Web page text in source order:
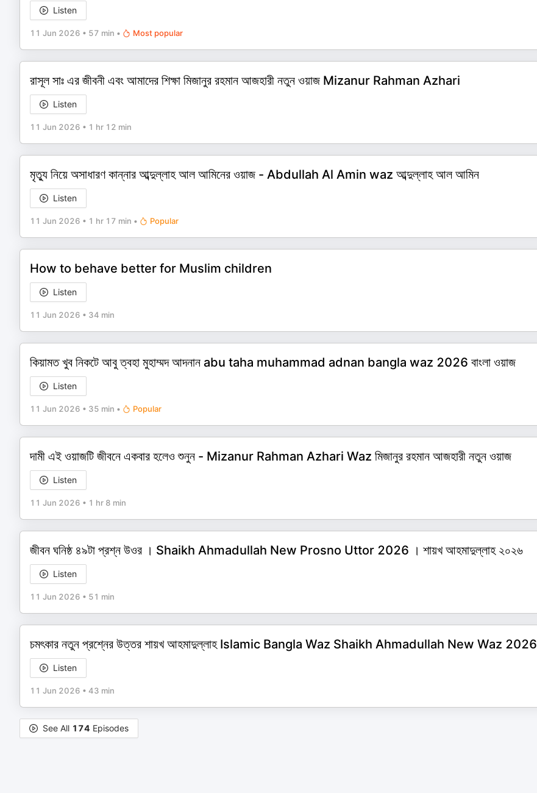
Listen
11 Jun 2026 • 57 min • Most popular
রাসূল সাঃ এর জীবনী এবং আমাদের শিক্ষা মিজানুর রহমান আজহারী নতুন ওয়াজ Mizanur Rahman Azhari
Listen
11 Jun 2026 • 1 hr 12 min
মৃত্যু নিয়ে অসাধারণ কান্নার আব্দুল্লাহ আল আমিনের ওয়াজ - Abdullah Al Amin waz আব্দুল্লাহ আল আমিন
Listen
11 Jun 2026 • 1 hr 17 min • Popular
How to behave better for Muslim children
Listen
11 Jun 2026 • 34 min
কিয়ামত খুব নিকটে আবু ত্বহা মুহাম্মদ আদনান abu taha muhammad adnan bangla waz 2026 বাংলা ওয়াজ
Listen
11 Jun 2026 • 35 min • Popular
দামী এই ওয়াজটি জীবনে একবার হলেও শুনুন - Mizanur Rahman Azhari Waz মিজানুর রহমান আজহারী নতুন ওয়াজ
Listen
11 Jun 2026 • 1 hr 8 min
জীবন ঘনিষ্ঠ ৪৯টা প্রশ্ন উওর । Shaikh Ahmadullah New Prosno Uttor 2026 । শায়খ আহমাদুল্লাহ ২০২৬
Listen
11 Jun 2026 • 51 min
চমৎকার নতুন প্রশ্নের উত্তর শায়খ আহমাদুল্লাহ Islamic Bangla Waz Shaikh Ahmadullah New Waz 2026
Listen
11 Jun 2026 • 43 min
See All 174 Episodes